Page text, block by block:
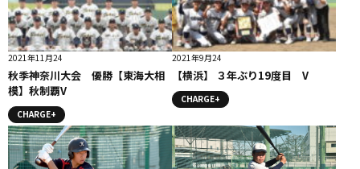
2021年11月24
秋季神奈川大会 優勝【東海大相
模】秋制覇V
CHARGE+
2021年9月24
【横浜】 ３年ぶり19度目 V
CHARGE+